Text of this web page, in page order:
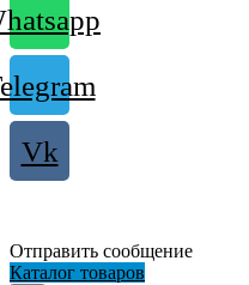
Vk
Отправить сообщение
Каталог товаров